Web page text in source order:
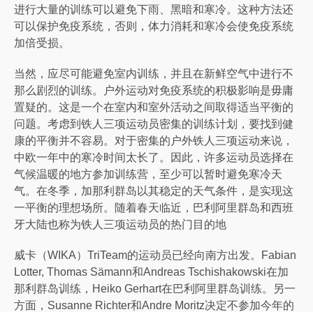
进行大量的训练可以避免下雨、黑暗和寒冷。这种方法还
可以保护免疫系统，否则，体力消耗和寒冷会使免疫系统
加倍受损。
当然，应尽可能避免室内训练，并且在新鲜空气中进行不
那么剧烈的训练。户外运动对免疫系统的积极影响是毋庸
置疑的。这是一个在室内和室外活动之间取得适当平衡的
问题。考虑到铁人三项运动员密集的训练计划，要找到健
康的平衡并不容易。对于密集的户外铁人三项运动来说，
中欧一年中的寒冷时间太长了。因此，许多运动员选择在
气候温暖的地方参加训练营，至少可以暂时避免寒冷天
气。在冬季，加那利群岛以其稳定的天气条件，是实现这
一平衡的理想场所。随着春天临近，巴利阿里群岛和西班
牙大陆也称为铁人三项运动员的热门目的地
威卡（WIKA）TriTeam的运动员已经向南方出发。Fabian
Lotter, Thomas Sämann和Andreas Tschishakowski在加
那利群岛训练，Heiko Gerhart在巴利阿里群岛训练。另一
方面，Susanne Richter和Andre Moritz决定不参加今年的